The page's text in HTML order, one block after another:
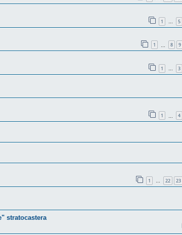
1 5
1 8 9
1 … 3
1 4
1 … 22 23
stratocastera